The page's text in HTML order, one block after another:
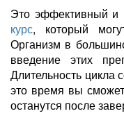
Это эффективный
курс, который
Организм в
введение этих
Длительность цикла
это время вы
останутся после